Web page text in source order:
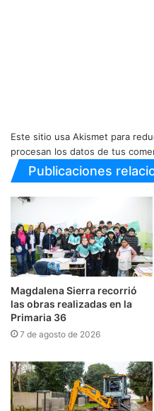
Este sitio usa Akismet para
procesan los datos de tus
Publicaciones
Magdalena Sierra recorrió
las obras realizadas en la
Primaria 36
7 de agosto de 2026